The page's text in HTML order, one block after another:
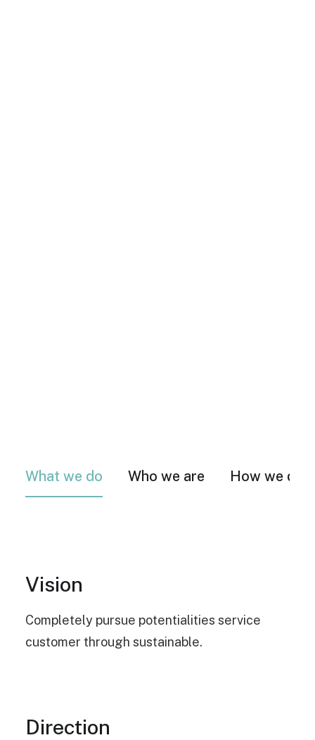
What we do Who we are How we do
Vision
Completely pursue potentialities service
customer through sustainable.
Direction